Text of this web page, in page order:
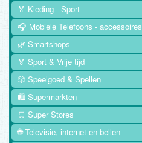
🏅 Kleding - Sport
🎧 Mobiele Telefoons - accessoires
🌿 Smartshops
🏅 Sport & Vrije tijd
🎲 Speelgoed & Spellen
🛍️ Supermarkten
🛒 Super Stores
🌐 Televisie, internet en bellen